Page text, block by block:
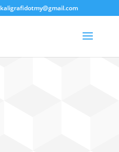
kaligrafidotmy@gmail.com